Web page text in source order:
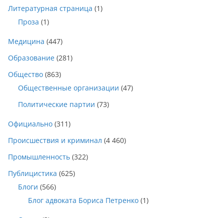
Литературная страница (1)
Проза (1)
Медицина (447)
Образование (281)
Общество (863)
Общественные организации (47)
Политические партии (73)
Официально (311)
Происшествия и криминал (4 460)
Промышленность (322)
Публицистика (625)
Блоги (566)
Блог адвоката Бориса Петренко (1)